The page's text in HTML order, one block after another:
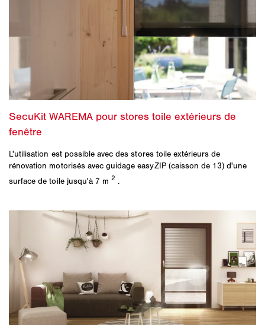
L'utilisation est possible avec des stores toile extérieurs de
rénovation motorisés avec guidage easyZIP (caisson de 13) d'une
surface de toile jusqu'à 7 m2 .